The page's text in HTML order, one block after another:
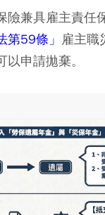
險兼具雇主責任
第59條」 雇主職
以申請拋棄。